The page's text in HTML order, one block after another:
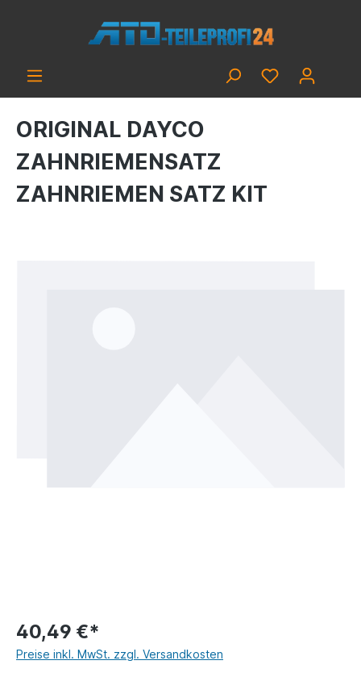
ORIGINAL DAYCO
ZAHNRIEMENSATZ
ZAHNRIEMEN SATZ KIT
40,49 €*
Preise inkl. MwSt. zzgl. Versandkosten